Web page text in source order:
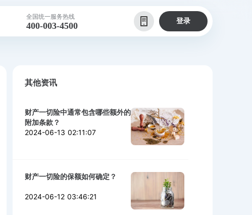
全国统一服务热线
400-003-4500 登录
其他资讯
财产一切险中通常包含哪些额外的
附加条款？
2024-06-13 02:11:07
财产一切险的保额如何确定？
2024-06-12 03:46:21